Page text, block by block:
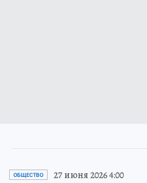
ОБЩЕСТВО 27 июня 2026 4:00